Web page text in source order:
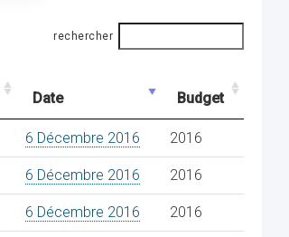
rechercher
Date Budget
6 Décembre 2016 2016
6 Décembre 2016 2016
6 Décembre 2016 2016